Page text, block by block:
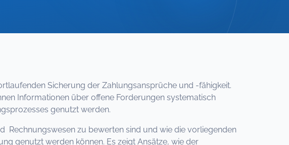
Sicherung der Zahlungsansprüche und -fähigkeit.
Informationen über offene Forderungen systematisch
genutzt werden.
Rechnungswesen zu bewerten sind und wie die vorliegenden
genutzt werden können. Es zeigt Ansätze, wie der